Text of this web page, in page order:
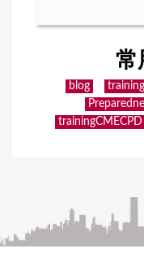
常
blog
trainingCMECPD